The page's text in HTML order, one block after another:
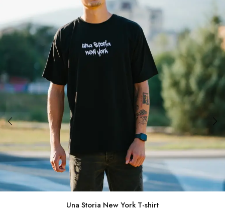
Una Storia New York T-shirt